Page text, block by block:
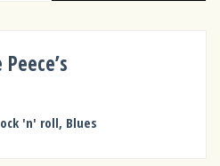
'n' roll, Blues